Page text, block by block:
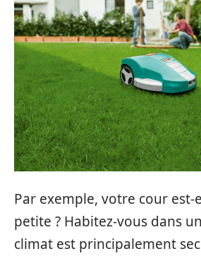
Par exemple, votre cour est-
petite ? Habitez-vous dans
climat est principalement